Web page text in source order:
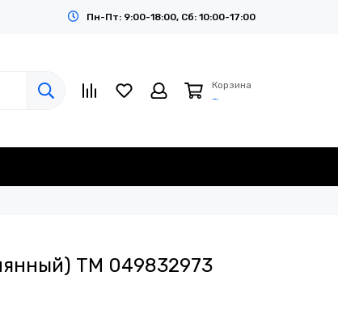
Пн-Пт: 9:00-18:00, Сб: 10:00-17:00
Корзина
…
TM 049832973